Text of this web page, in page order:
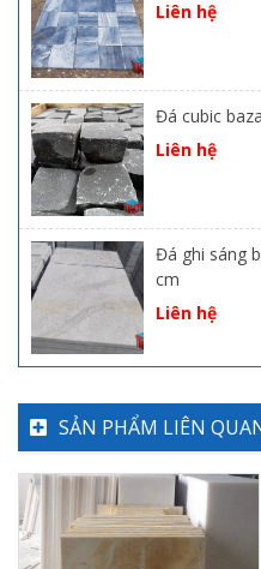
Liên hệ
Đá cubic
Liên hệ
Đá ghi sáng
cm
Liên hệ
SẢN PHẨM LIÊN